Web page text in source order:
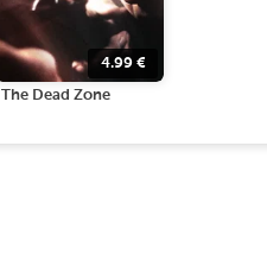
4.99 €
The Dead Zone